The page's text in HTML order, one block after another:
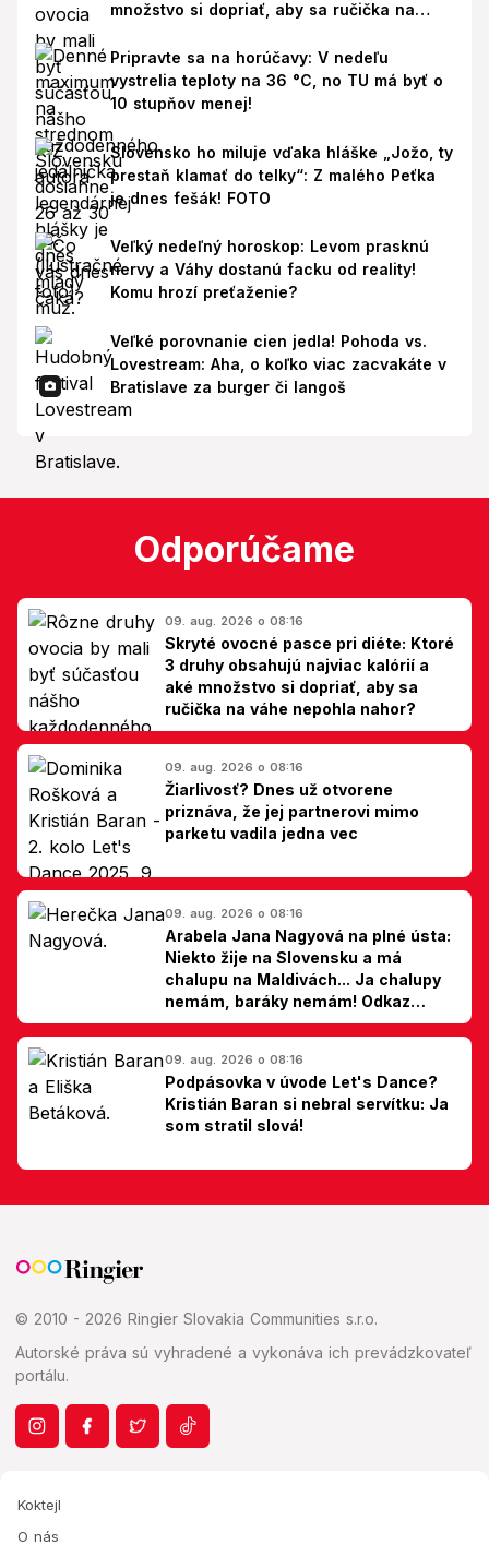
množstvo si dopriať, aby sa ručička na
Pripravte sa na horúčavy: V nedeľu
vystrelia teploty na 36 °C, no TU má byť o
10 stupňov menej!
Slovensko ho miluje vďaka hláške „Jožo, ty
prestaň klamať do telky“: Z malého Peťka
je dnes fešák! FOTO
Veľký nedeľný horoskop: Levom prasknú
nervy a Váhy dostanú facku od reality!
Komu hrozí preťaženie?
Veľké porovnanie cien jedla! Pohoda vs.
Lovestream: Aha, o koľko viac zacvakáte v
Bratislave za burger či langoš
Odporúčame
09. aug. 2026 o 08:16
Skryté ovocné pasce pri diéte: Ktoré
3 druhy obsahujú najviac kalórií a
aké množstvo si dopriať, aby sa
ručička na váhe nepohla nahor?
09. aug. 2026 o 08:16
Žiarlivosť? Dnes už otvorene
priznáva, že jej partnerovi mimo
parketu vadila jedna vec
09. aug. 2026 o 08:16
Arabela Jana Nagyová na plné ústa:
Niekto žije na Slovensku a má
chalupu na Maldivách... Ja chalupy
nemám, baráky nemám! Odkaz
Slovákom
09. aug. 2026 o 08:16
Podpásovka v úvode Let's Dance?
Kristián Baran si nebral servítku: Ja
som stratil slová!
© 2010 - 2026 Ringier Slovakia Communities s.r.o.
Autorské práva sú vyhradené a vykonáva ich prevádzkovateľ
portálu.
Koktejl
O nás